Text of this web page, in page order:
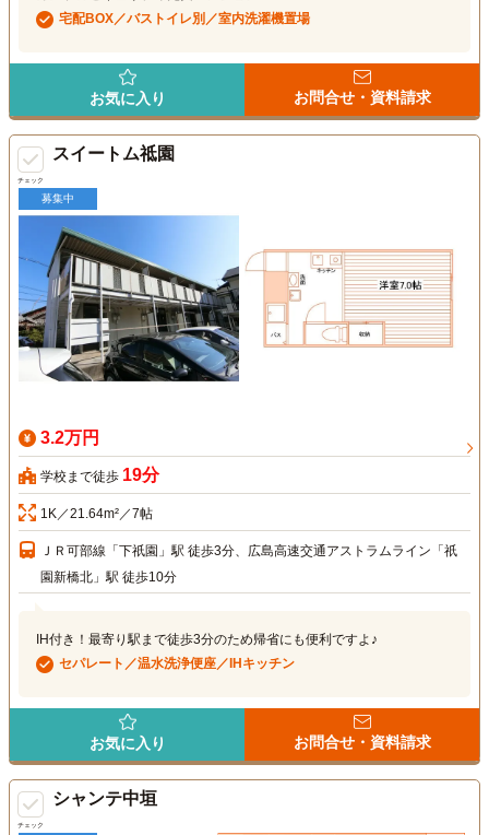
宅配BOX／バストイレ別／室内洗濯機置場
お気に入り お問合せ・資料請求
チェック
スイートム祗園
募集中
3.2万円
学校まで徒歩 19分
1K／21.64m²／7帖
ＪＲ可部線「下祇園」駅 徒歩3分、広島高速交通アストラムライン「祇
園新橋北」駅 徒歩10分
IH付き！最寄り駅まで徒歩3分のため帰省にも便利ですよ♪
セパレート／温水洗浄便座／IHキッチン
お気に入り お問合せ・資料請求
チェック
シャンテ中垣